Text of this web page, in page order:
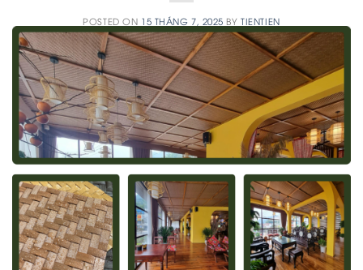
POSTED ON 15 THÁNG 7, 2025 BYTIENTIEN